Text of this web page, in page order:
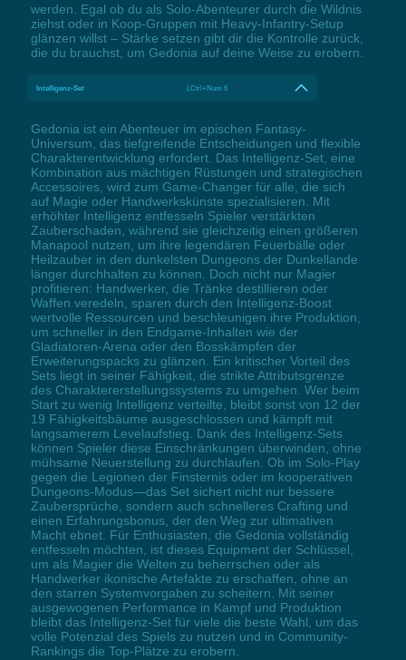
werden. Egal ob du als Solo-Abenteurer durch die Wildnis
ziehst oder in Koop-Gruppen mit Heavy-Infantry-Setup
glänzen willst – Stärke setzen gibt dir die Kontrolle zurück,
die du brauchst, um Gedonia auf deine Weise zu erobern.
Intelligenz-Set LCtrl+Num 6
Gedonia ist ein Abenteuer im epischen Fantasy-
Universum, das tiefgreifende Entscheidungen und flexible
Charakterentwicklung erfordert. Das Intelligenz-Set, eine
Kombination aus mächtigen Rüstungen und strategischen
Accessoires, wird zum Game-Changer für alle, die sich
auf Magie oder Handwerkskünste spezialisieren. Mit
erhöhter Intelligenz entfesseln Spieler verstärkten
Zauberschaden, während sie gleichzeitig einen größeren
Manapool nutzen, um ihre legendären Feuerbälle oder
Heilzauber in den dunkelsten Dungeons der Dunkellande
länger durchhalten zu können. Doch nicht nur Magier
profitieren: Handwerker, die Tränke destillieren oder
Waffen veredeln, sparen durch den Intelligenz-Boost
wertvolle Ressourcen und beschleunigen ihre Produktion,
um schneller in den Endgame-Inhalten wie der
Gladiatoren-Arena oder den Bosskämpfen der
Erweiterungspacks zu glänzen. Ein kritischer Vorteil des
Sets liegt in seiner Fähigkeit, die strikte Attributsgrenze
des Charaktererstellungssystems zu umgehen. Wer beim
Start zu wenig Intelligenz verteilte, bleibt sonst von 12 der
19 Fähigkeitsbäume ausgeschlossen und kämpft mit
langsamerem Levelaufstieg. Dank des Intelligenz-Sets
können Spieler diese Einschränkungen überwinden, ohne
mühsame Neuerstellung zu durchlaufen. Ob im Solo-Play
gegen die Legionen der Finsternis oder im kooperativen
Dungeons-Modus—das Set sichert nicht nur bessere
Zaubersprüche, sondern auch schnelleres Crafting und
einen Erfahrungsbonus, der den Weg zur ultimativen
Macht ebnet. Für Enthusiasten, die Gedonia vollständig
entfesseln möchten, ist dieses Equipment der Schlüssel,
um als Magier die Welten zu beherrschen oder als
Handwerker ikonische Artefakte zu erschaffen, ohne an
den starren Systemvorgaben zu scheitern. Mit seiner
ausgewogenen Performance in Kampf und Produktion
bleibt das Intelligenz-Set für viele die beste Wahl, um das
volle Potenzial des Spiels zu nutzen und in Community-
Rankings die Top-Plätze zu erobern.